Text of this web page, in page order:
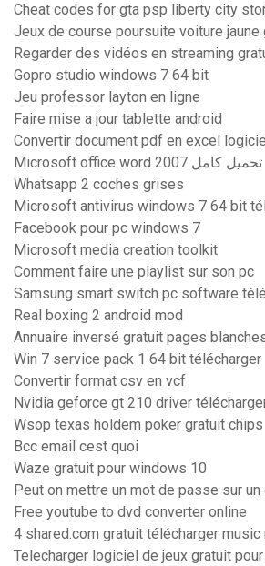
Cheat codes for gta psp liberty city
Jeux de course poursuite voiture jaune
Regarder des vidéos en streaming
Gopro studio windows 7 64 bit
Jeu professor layton en ligne
Faire mise a jour tablette android
Convertir document pdf en excel
Microsoft office word 2007 تحميل كامل
Whatsapp 2 coches grises
Microsoft antivirus windows 7 64 bit
Facebook pour pc windows 7
Microsoft media creation toolkit
Comment faire une playlist sur son pc
Samsung smart switch pc software
Real boxing 2 android mod
Annuaire inversé gratuit pages
Win 7 service pack 1 64 bit télécharger
Convertir format csv en vcf
Nvidia geforce gt 210 driver
Wsop texas holdem poker gratuit chips
Bcc email cest quoi
Waze gratuit pour windows 10
Peut on mettre un mot de passe sur
Free youtube to dvd converter online
4 shared.com gratuit télécharger
Telecharger logiciel de jeux gratuit